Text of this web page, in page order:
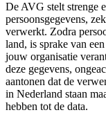
De AVG stelt strenge
persoonsgegevens,
verwerkt. Zodra
land, is sprake van
jouw organisatie
deze gegevens,
aantonen dat de
in Nederland staan
hebben tot de data.